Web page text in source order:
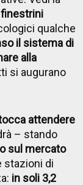
qualche
il sistema di
alla
si augurano
attendere
– stando
sul mercato
stazioni di
in soli 3,2